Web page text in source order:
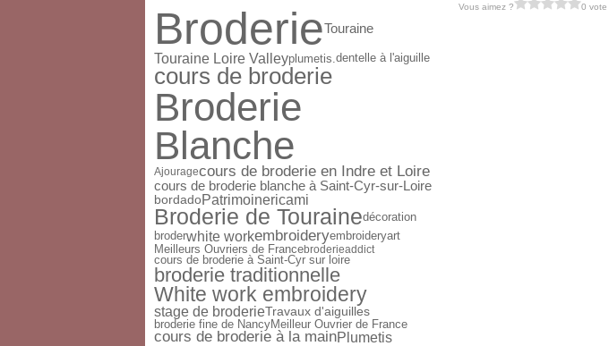
BroderieTouraine
Touraine Loire Valleyplumetis. dentelle à l'aiguille
cours de broderie
Broderie
Blanche
Ajouragecours de broderie en Indre et Loire
cours de broderie blanche à Saint-Cyr-sur-Loire
bordadoPatrimoinericami
Broderie de Tourainedécoration
broderwhite workembroideryembroideryart
Meilleurs Ouvriers de Francebroderieaddict
cours de broderie à Saint-Cyr sur loire
broderie traditionnelle
White work embroidery
stage de broderieTravaux d'aiguilles
broderie fine de NancyMeilleur Ouvrier de France
cours de broderie à la mainPlumetis
Vous aimez ? 0 vote